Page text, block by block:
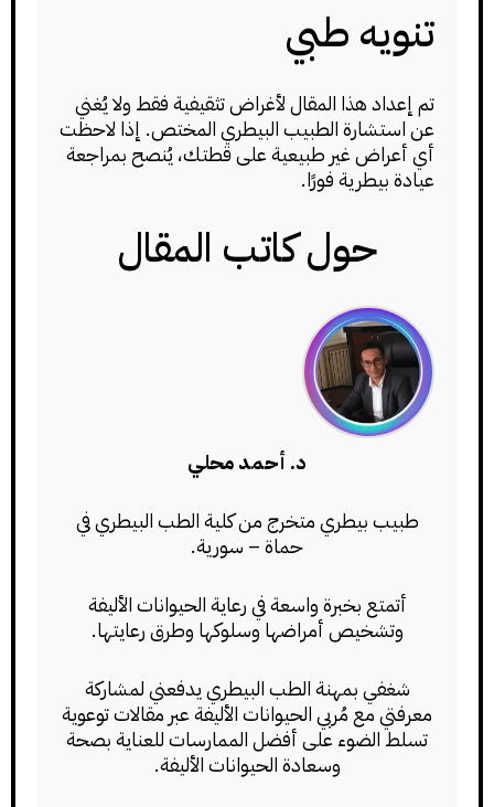
تنويه طبي
تم إعداد هذا المقال لأغراض تثقيفية فقط ولا يُغني
عن استشارة الطبيب البيطري المختص. إذا لاحظت
أي أعراض غير طبيعية على قطتك، يُنصح بمراجعة
عيادة بيطرية فورًا.
حول كاتب المقال
د. أحمد محلي
طبيب بيطري متخرج من كلية الطب البيطري في
حماة – سورية.
أتمتع بخبرة واسعة في رعاية الحيوانات الأليفة
وتشخيص أمراضها وسلوكها وطرق رعايتها.
شغفي بمهنة الطب البيطري يدفعني لمشاركة
معرفتي مع مُربي الحيوانات الأليفة عبر مقالات توعوية
تسلط الضوء على أفضل الممارسات للعناية بصحة
وسعادة الحيوانات الأليفة.